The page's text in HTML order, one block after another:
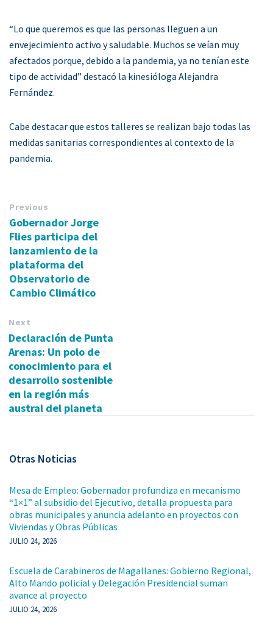
“Lo que queremos es que las personas lleguen a un
envejecimiento activo y saludable. Muchos se veían muy
afectados porque, debido a la pandemia, ya no tenían este
tipo de actividad” destacó la kinesióloga Alejandra
Fernández.
Cabe destacar que estos talleres se realizan bajo todas las
medidas sanitarias correspondientes al contexto de la
pandemia.
Previous
Gobernador Jorge
Flies participa del
lanzamiento de la
plataforma del
Observatorio de
Cambio Climático
Next
Declaración de Punta
Arenas: Un polo de
conocimiento para el
desarrollo sostenible
en la región más
austral del planeta
Otras Noticias
Mesa de Empleo: Gobernador profundiza en mecanismo
“1×1” al subsidio del Ejecutivo, detalla propuesta para
obras municipales y anuncia adelanto en proyectos con
Viviendas y Obras Públicas
JULIO 24, 2026
Escuela de Carabineros de Magallanes: Gobierno Regional,
Alto Mando policial y Delegación Presidencial suman
avance al proyecto
JULIO 24, 2026